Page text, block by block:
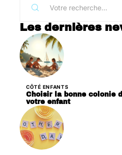
Les dernières
CÔTÉ ENFANTS
Choisir la bonne colonie
votre enfant